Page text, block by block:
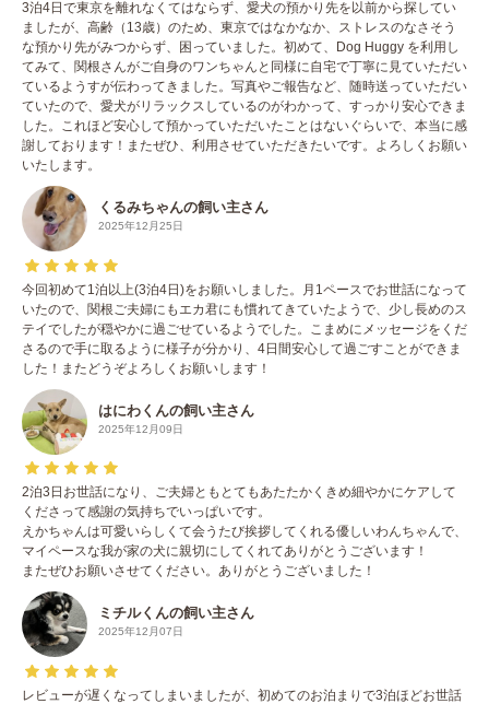
3泊4日で東京を離れなくてはならず、愛犬の預かり先を以前から探してい
ましたが、高齢（13歳）のため、東京ではなかなか、ストレスのなさそう
な預かり先がみつからず、困っていました。初めて、Dog Huggy を利用し
てみて、関根さんがご自身のワンちゃんと同様に自宅で丁寧に見ていただい
ているようすが伝わってきました。写真やご報告など、随時送っていただい
ていたので、愛犬がリラックスしているのがわかって、すっかり安心できま
した。これほど安心して預かっていただいたことはないぐらいで、本当に感
謝しております！またぜひ、利用させていただきたいです。よろしくお願い
いたします。
くるみちゃんの飼い主さん
2025年12月25日
今回初めて1泊以上(3泊4日)をお願いしました。月1ペースでお世話になって
いたので、関根ご夫婦にもエカ君にも慣れてきていたようで、少し長めのス
テイでしたが穏やかに過ごせているようでした。こまめにメッセージをくだ
さるので手に取るように様子が分かり、4日間安心して過ごすことができま
した！またどうぞよろしくお願いします！
はにわくんの飼い主さん
2025年12月09日
2泊3日お世話になり、ご夫婦ともとてもあたたかくきめ細やかにケアして
くださって感謝の気持ちでいっぱいです。
えかちゃんは可愛いらしくて会うたび挨拶してくれる優しいわんちゃんで、
マイペースな我が家の犬に親切にしてくれてありがとうございます！
またぜひお願いさせてください。ありがとうございました！
ミチルくんの飼い主さん
2025年12月07日
レビューが遅くなってしまいましたが、初めてのお泊まりで3泊ほどお世話